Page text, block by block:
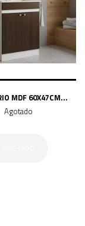
MDF 60X47CM...
Agotado